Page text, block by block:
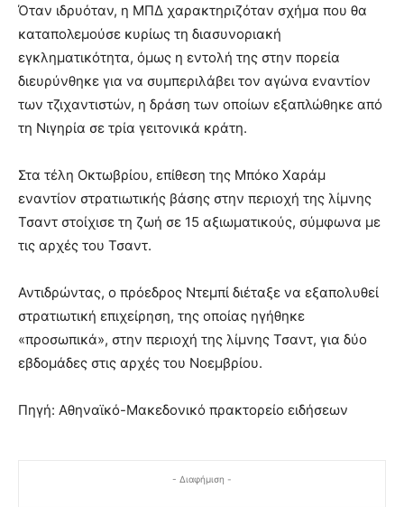
Όταν ιδρυόταν, η ΜΠΔ χαρακτηριζόταν σχήμα που θα
καταπολεμούσε κυρίως τη διασυνοριακή
εγκληματικότητα, όμως η εντολή της στην πορεία
διευρύνθηκε για να συμπεριλάβει τον αγώνα εναντίον
των τζιχαντιστών, η δράση των οποίων εξαπλώθηκε από
τη Νιγηρία σε τρία γειτονικά κράτη.
Στα τέλη Οκτωβρίου, επίθεση της Μπόκο Χαράμ
εναντίον στρατιωτικής βάσης στην περιοχή της λίμνης
Τσαντ στοίχισε τη ζωή σε 15 αξιωματικούς, σύμφωνα με
τις αρχές του Τσαντ.
Αντιδρώντας, ο πρόεδρος Ντεμπί διέταξε να εξαπολυθεί
στρατιωτική επιχείρηση, της οποίας ηγήθηκε
«προσωπικά», στην περιοχή της λίμνης Τσαντ, για δύο
εβδομάδες στις αρχές του Νοεμβρίου.
Πηγή: Αθηναϊκό-Μακεδονικό πρακτορείο ειδήσεων
- Διαφήμιση -